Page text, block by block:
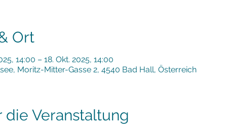
Ort
14:00 – 18. Okt. 2025, 14:00
Moritz-Mitter-Gasse 2, 4540 Bad Hall, Österreich
die Veranstaltung